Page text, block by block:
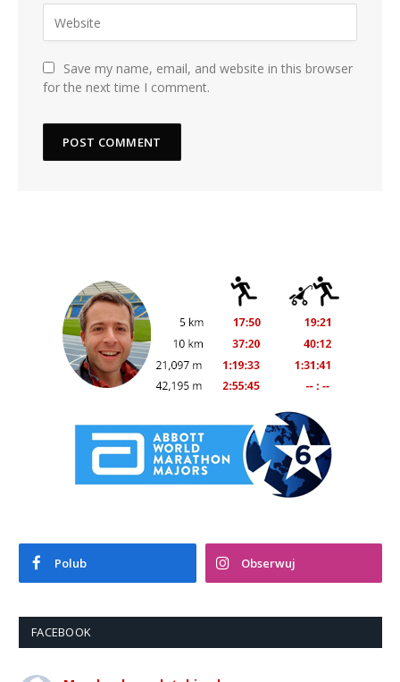
Save my name, email, and website in this browser
for the next time I comment.
Polub Obserwuj
FACEBOOK